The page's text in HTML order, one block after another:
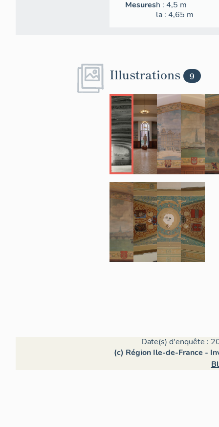
Mesuresh : 4,5 m
la : 4,65 m
Illustrations 9
Date(s) d'enquête :
(c) Région Ile-de-France -